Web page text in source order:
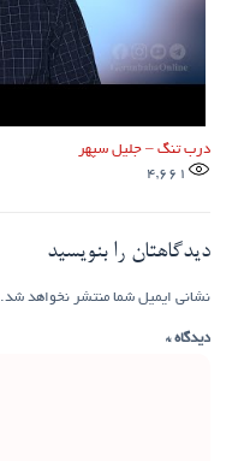
درب تنگ – جلیل سپهر
4,661
دیدگاهتان را بنویسید
نشانی ایمیل شما منتشر نخواهد شد.
دیدگاه*